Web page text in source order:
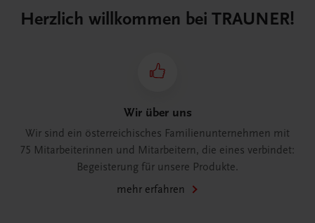
Herzlich willkommen bei TRAUNER!
Wir über uns
Wir sind ein österreichisches Familienunternehmen mit
75 Mitarbeiterinnen und Mitarbeitern, die eines verbindet:
Begeisterung für unsere Produkte.
mehr erfahren